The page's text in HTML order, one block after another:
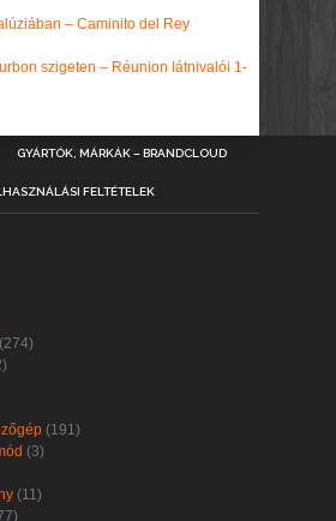
– Caminito del Rey
szigeten – Réunion látnivalói 1-
GYÁRTÓK, MÁRKÁK – BRANDCLOUD
FELTÉTELEK
(274)
(191)
(3)
(11)